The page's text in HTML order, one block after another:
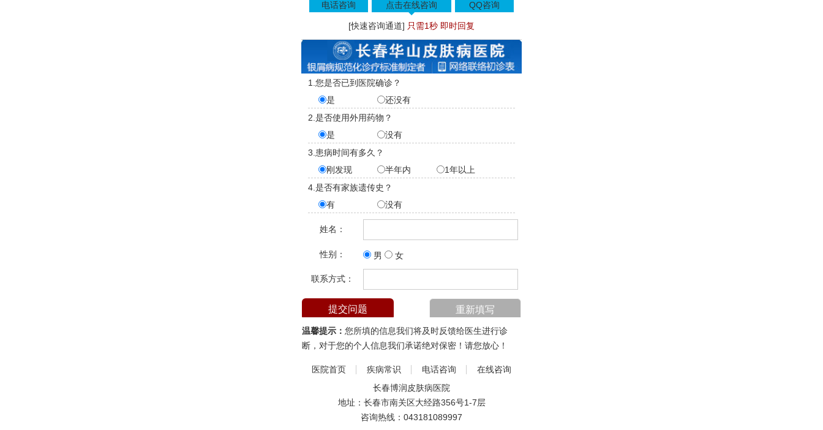
电话咨询 点击在线咨询 QQ咨询
[快速咨询通道] 只需1秒 即时回复
1.您是否已到医院确诊？
是
还没有
2.是否使用外用药物？
是
没有
3.患病时间有多久？
刚发现
半年内
1年以上
4.是否有家族遗传史？
有
没有
姓名：
性别： 男 女
联系方式：
温馨提示： 您所填的信息我们将及时反馈给医生进行诊
断，对于您的个人信息我们承诺绝对保密！请您放心！
医院首页 疾病常识 电话咨询
在线咨询
长春博润皮肤病医院
地址：长春市南关区大经路356号1-7层
咨询热线： 043181089997